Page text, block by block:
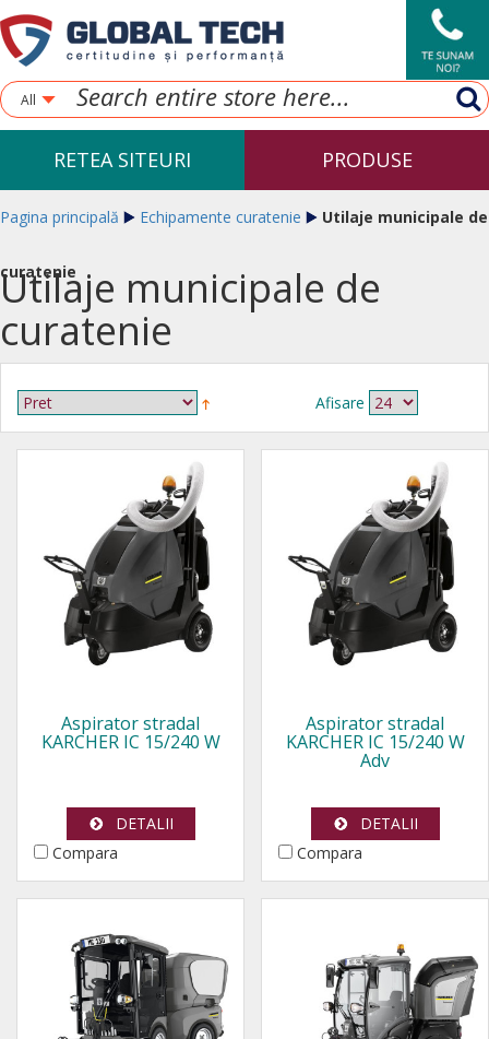
All
RETEA SITEURI PRODUSE
Pagina principală Echipamente curatenie Utilaje municipale de
curatenie
Utilaje municipale de
curatenie
Afisare
Aspirator stradal
KARCHER IC 15/240 W
DETALII
Compara
Aspirator stradal
KARCHER IC 15/240 W
Adv
DETALII
Compara